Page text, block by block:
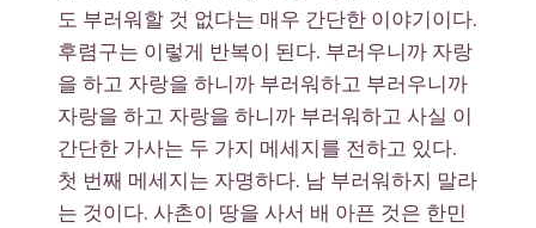
도 부러워할 것 없다는 매우 간단한 이야기이다.
후렴구는 이렇게 반복이 된다. 부러우니까 자랑
을 하고 자랑을 하니까 부러워하고 부러우니까
자랑을 하고 자랑을 하니까 부러워하고 사실 이
간단한 가사는 두 가지 메세지를 전하고 있다.
첫 번째 메세지는 자명하다. 남 부러워하지 말라
는 것이다. 사촌이 땅을 사서 배 아픈 것은 한민